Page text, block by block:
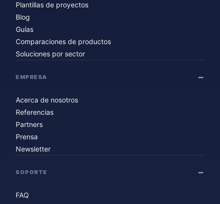
Plantillas de proyectos
Blog
Guías
Comparaciones de productos
Soluciones por sector
EMPRESA
Acerca de nosotros
Referencias
Partners
Prensa
Newsletter
SOPORTE
FAQ